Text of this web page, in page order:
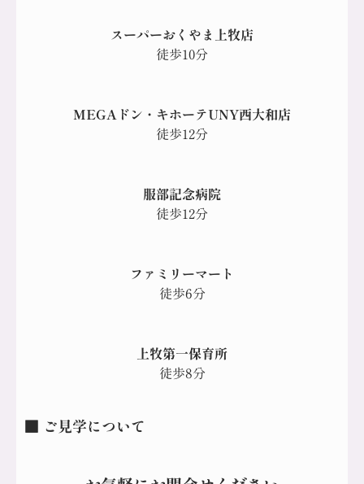
スーパーおくやま上牧店
徒歩10分
MEGAドン・キホーテUNY西大和店
徒歩12分
服部記念病院
徒歩12分
ファミリーマート
徒歩6分
上牧第一保育所
徒歩8分
■ ご見学について